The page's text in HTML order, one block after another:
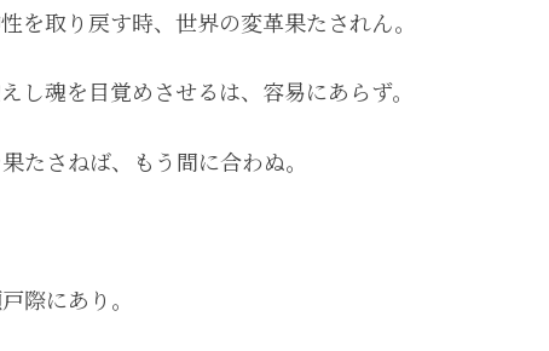
を取り戻す時、世界の変革果たされん。
し魂を目覚めさせるは、容易にあらず。
たさねば、もう間に合わぬ。
際にあり。